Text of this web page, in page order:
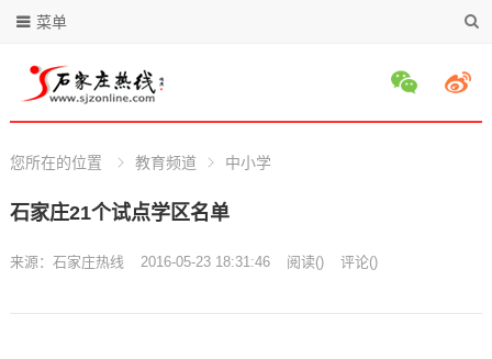
菜单
您所在的位置 教育频道 中小学
石家庄21个试点学区名单
来源： 石家庄热线 2016-05-23 18:31:46 阅读() 评论()